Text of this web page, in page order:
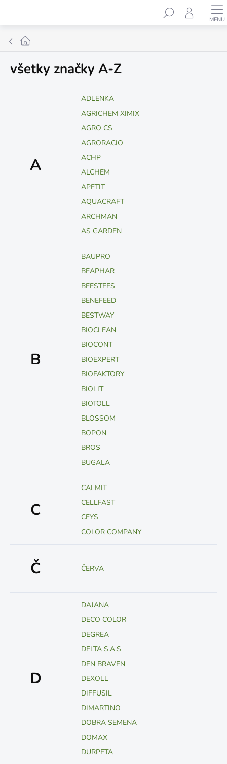
obsah
Hľadať
Domov
všetky značky A-Z
A
ADLENKA
AGRICHEM XIMIX
AGRO CS
AGRORACIO
ACHP
ALCHEM
APETIT
AQUACRAFT
ARCHMAN
AS GARDEN
B
BAUPRO
BEAPHAR
BEESTEES
BENEFEED
BESTWAY
BIOCLEAN
BIOCONT
BIOEXPERT
BIOFAKTORY
BIOLIT
BIOTOLL
BLOSSOM
BOPON
BROS
BUGALA
C
CALMIT
CELLFAST
CEYS
COLOR COMPANY
Č ČERVA
D
DAJANA
DECO COLOR
DEGREA
DELTA S.A.S
DEN BRAVEN
DEXOLL
DIFFUSIL
DIMARTINO
DOBRA SEMENA
DOMAX
DURPETA